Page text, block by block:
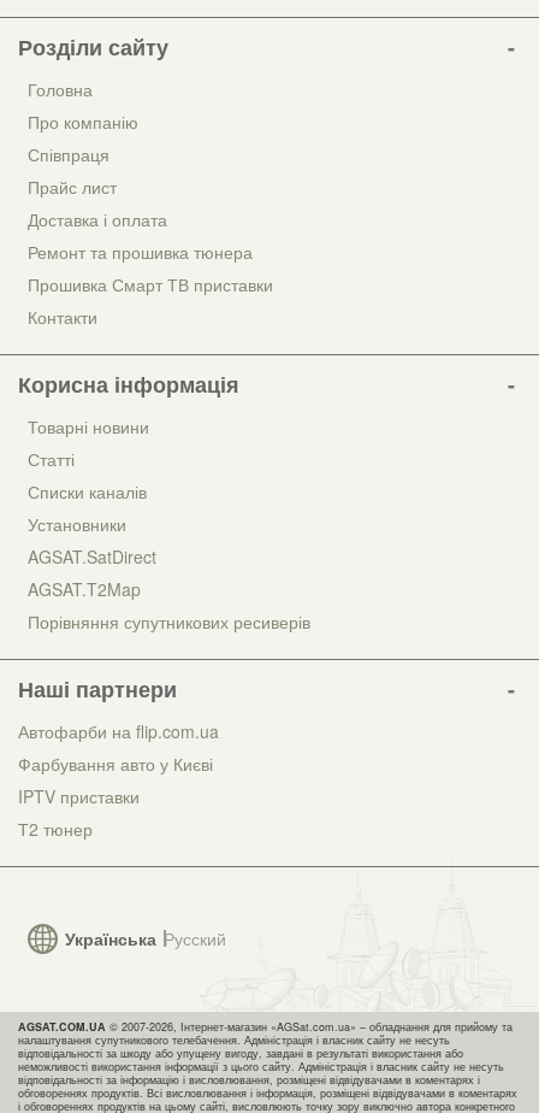
Українська Русский
Розділи сайту
Головна
Про компанію
Співпраця
Прайс лист
Доставка і оплата
Ремонт та прошивка тюнера
Прошивка Смарт ТВ приставки
Контакти
Корисна інформація
Товарні новини
Статті
Списки каналів
Установники
AGSAT.SatDirect
AGSAT.T2Map
Порівняння супутникових ресиверів
Наші партнери
Автофарби на flip.com.ua
Фарбування авто у Києві
IPTV приставки
Т2 тюнер
AGSAT.COM.UA © 2007-2026, Інтернет-магазин «AGSat.com.ua» – обладнання для прийому та
налаштування супутникового телебачення. Адміністрація і власник сайту не несуть
відповідальності за шкоду або упущену вигоду, завдані в результаті використання або
неможливості використання інформації з цього сайту. Адміністрація і власник сайту не несуть
відповідальності за інформацію і висловлювання, розміщені відвідувачами в коментарях і
обговореннях продуктів. Всі висловлювання і інформація, розміщені відвідувачами в коментарях
і обговореннях продуктів на цьому сайті, висловлюють точку зору виключно автора конкретного